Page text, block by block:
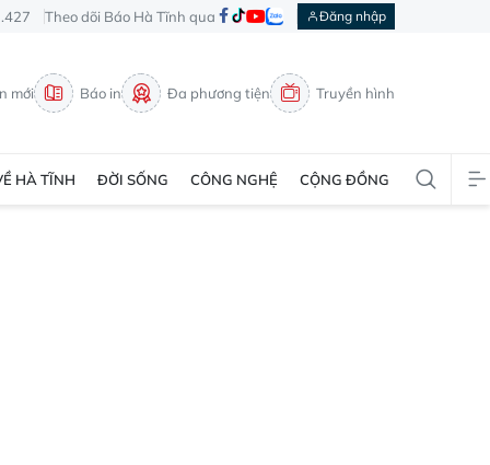
Theo dõi Báo Hà Tĩnh qua Đăng nhập
mới Báo in Đa phương tiện Truyền hình
HÀ TĨNH ĐỜI SỐNG CÔNG NGHỆ CỘNG ĐỒNG